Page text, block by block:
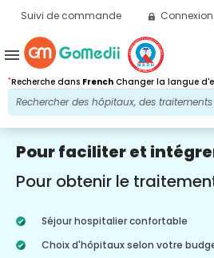
Suivi de commande
*Recherche dans French Changer la langue
menu
Pour faciliter et
Pour obtenir le
Séjour hospitalier confortable
Choix d'hôpitaux selon votre